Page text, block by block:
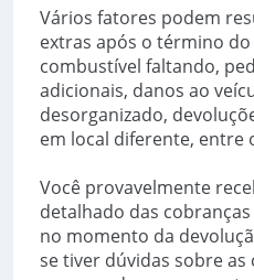
Vários fatores podem
extras após o término
combustível faltando,
adicionais, danos ao
desorganizado,
em local diferente, entre
Você provavelmente
detalhado das
no momento da
se tiver dúvidas sobre as